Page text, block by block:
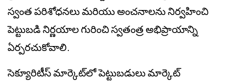
స్వంత పరిశోధనలు మరియు అంచనాలను నిర్వహించి
పెట్టుబడి నిర్ణయాల గురించి స్వతంత్ర అభిప్రాయాన్ని
ఏర్పరచుకోవాలి.
సెక్యూరిటీస్ మార్కెట్‌లో పెట్టుబడులు మార్కెట్